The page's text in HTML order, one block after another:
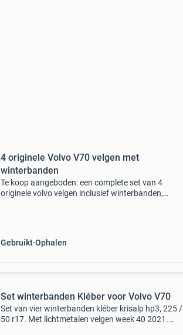
4 originele Volvo V70 velgen met
winterbanden
Te koop aangeboden: een complete set van 4
originele volvo velgen inclusief winterbanden,
Gebruikt Ophalen
Set winterbanden Kléber voor Volvo V70
Set van vier winterbanden kléber krisalp hp3, 225 /
50 r17. Met lichtmetalen velgen week 40 2021.